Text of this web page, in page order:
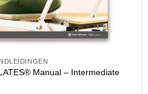
Manual – Intermediate